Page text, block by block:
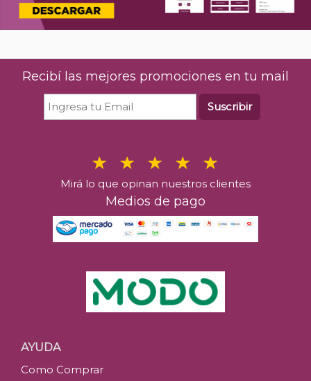
Recibí las mejores promociones en tu mail
Suscribir
Mirá lo que opinan nuestros clientes
Medios de pago
AYUDA
Como Comprar